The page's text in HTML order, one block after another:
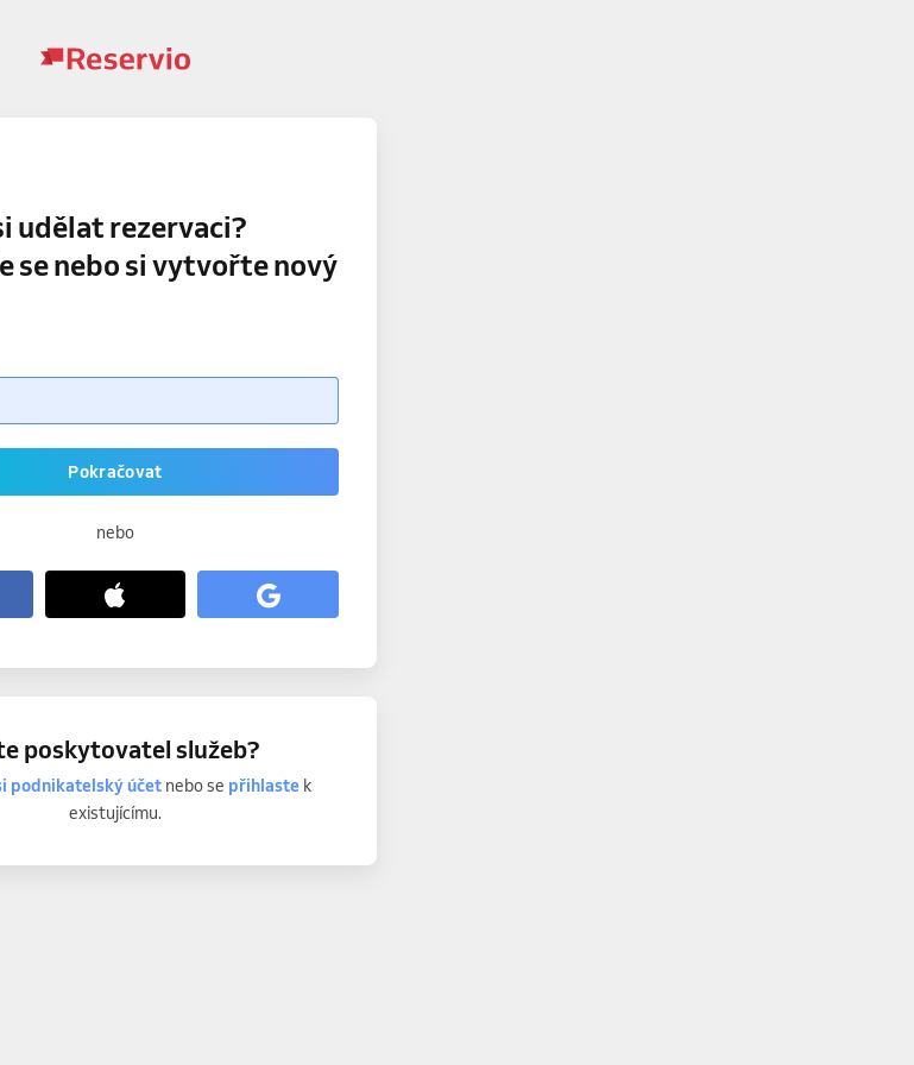
udělat rezervaci?
se nebo si vytvořte nový
Pokračovat
nebo
poskytovatel služeb?
podnikatelský účetnebo se přihlastek
existujícímu.